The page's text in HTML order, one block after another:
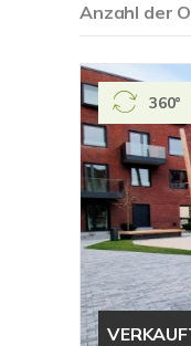
Anzahl der
360°